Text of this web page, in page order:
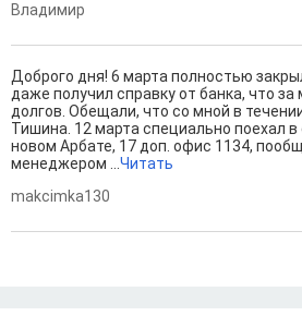
Владимир
Доброго дня! 6 марта полностью
даже получил справку от банка, что за
долгов. Обещали, что со мной в
Тишина. 12 марта специально поехал
новом Арбате, 17 доп. офис 1134,
менеджером ...Читать
makcimka130